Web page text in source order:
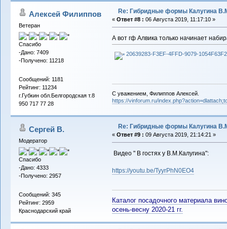
Алексей Филиппов
Ветеран
Спасибо
-Дано: 7409
-Получено: 11218
Сообщений: 1181
Рейтинг: 11234
г.Губкин обл.Белгородская т.8
950 717 77 28
Re: Гибридные формы Калугина
« Ответ #8 : 06 Августа 2019, 11:17:10 »
А вот гф Алвика только начинает
20639283-F3EF-4FFD-9079-
С уважением, Филиппов Алексей.
https://vinforum.ru/
Сергей В.
Модератор
Спасибо
-Дано: 4333
-Получено: 2957
Сообщений: 345
Рейтинг: 2959
Краснодарский край
Re: Гибридные формы Калугина
« Ответ #9 : 09 Августа 2019, 21:14:21 »
Видео " В гостях у В.М.Калугина":
https://youtu.be/TyyrPhN0EO4
Каталог посадочного материала
осень-весну 2020-21 гг.